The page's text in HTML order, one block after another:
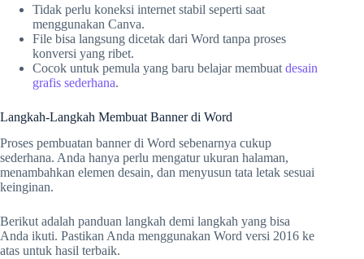
Tidak perlu koneksi internet stabil seperti saat
menggunakan Canva.
File bisa langsung dicetak dari Word tanpa proses
konversi yang ribet.
Cocok untuk pemula yang baru belajar membuat desain
grafis sederhana.
Langkah-Langkah Membuat Banner di Word
Proses pembuatan banner di Word sebenarnya cukup
sederhana. Anda hanya perlu mengatur ukuran halaman,
menambahkan elemen desain, dan menyusun tata letak sesuai
keinginan.
Berikut adalah panduan langkah demi langkah yang bisa
Anda ikuti. Pastikan Anda menggunakan Word versi 2016 ke
atas untuk hasil terbaik.